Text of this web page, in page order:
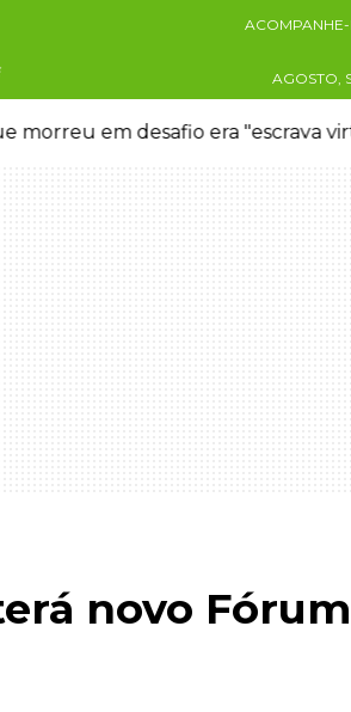
AGOSTO,
morreu em desafio era "escrava
novo